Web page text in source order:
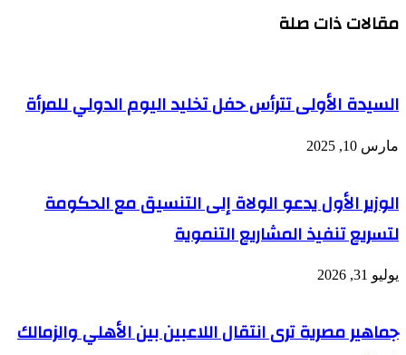
مقالات ذات صلة
السيدة الأولى تترأس حفل تخليد اليوم الدولي للمرأة
مارس 10, 2025
الوزير الأول يدعو الولاة إلى التنسيق مع الحكومة
لتسريع تنفيذ المشاريع التنموية
يوليو 31, 2026
جماهير مصرية ترى انتقال اللاعبين بين الأهلي والزمالك